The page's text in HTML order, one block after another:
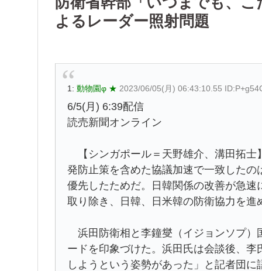
よるレーダー照射問題
1: 動物園φ ★ 2023/06/05(月) 06:43:10.55
6/5(月) 6:39配信
読売新聞オンライン
【シンガポール＝天野雄介、溝田拓士
発防止策を含めた協議加速で一致した
優先したためだ。日韓関係の改善が急
取り除き、日韓、日米韓の防衛協力を進
浜田防衛相と李鐘燮（イジョンソプ）
ードを印象づけた。浜田氏は会談後、
しようという姿勢があった」と記者団に